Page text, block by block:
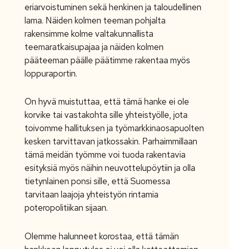
eriarvoistuminen sekä henkinen ja taloudellinen
lama. Näiden kolmen teeman pohjalta
rakensimme kolme valtakunnallista
teemaratkaisupajaa ja näiden kolmen
pääteeman päälle päätimme rakentaa myös
loppuraportin.
On hyvä muistuttaa, että tämä hanke ei ole
korvike tai vastakohta sille yhteistyölle, jota
toivomme hallituksen ja työmarkkinaosapuolten
kesken tarvittavan jatkossakin. Parhaimmillaan
tämä meidän työmme voi tuoda rakentavia
esityksiä myös näihin neuvottelupöytiin ja olla
tietynlainen ponsi sille, että Suomessa
tarvitaan laajoja yhteistyön rintamia
poteropolitiikan sijaan.
Olemme halunneet korostaa, että tämän